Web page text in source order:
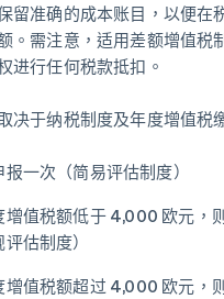
留准确的成本账目，以便在
。需注意，适用差额增值税
进行任何税款抵扣。
决于纳税制度及年度增值税
一次（简易评估制度）
增值税额低于 4,000 欧元，
评估制度）
增值税额超过 4,000 欧元，